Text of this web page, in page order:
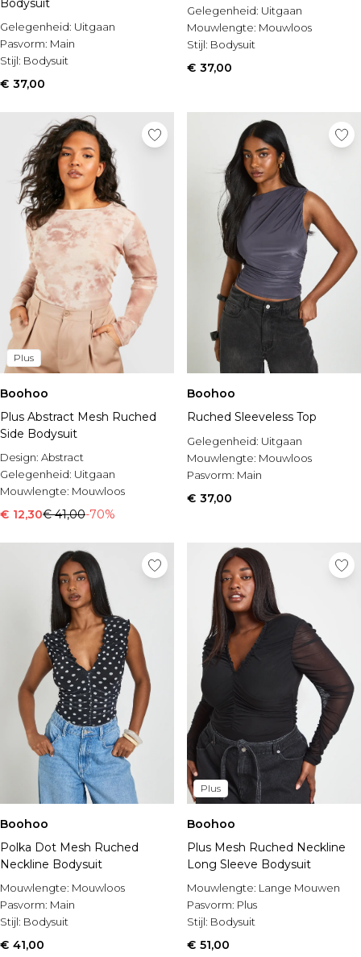
Bodysuit
Gelegenheid: Uitgaan
Pasvorm: Main
Stijl: Bodysuit
€ 37,00
Gelegenheid: Uitgaan
Mouwlengte: Mouwloos
Stijl: Bodysuit
€ 37,00
Plus
Boohoo
Plus Abstract Mesh Ruched
Side Bodysuit
Design: Abstract
Gelegenheid: Uitgaan
Mouwlengte: Mouwloos
€ 12,30€ 41,00-70%
Boohoo
Ruched Sleeveless Top
Gelegenheid: Uitgaan
Mouwlengte: Mouwloos
Pasvorm: Main
€ 37,00
Boohoo
Polka Dot Mesh Ruched
Neckline Bodysuit
Mouwlengte: Mouwloos
Pasvorm: Main
Stijl: Bodysuit
€ 41,00
Plus
Boohoo
Plus Mesh Ruched Neckline
Long Sleeve Bodysuit
Mouwlengte: Lange Mouwen
Pasvorm: Plus
Stijl: Bodysuit
€ 51,00